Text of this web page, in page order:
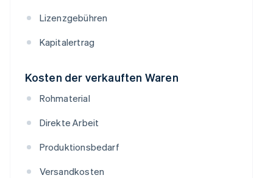
Lizenzgebühren
Kapitalertrag
Kosten der verkauften Waren
Rohmaterial
Direkte Arbeit
Produktionsbedarf
Versandkosten